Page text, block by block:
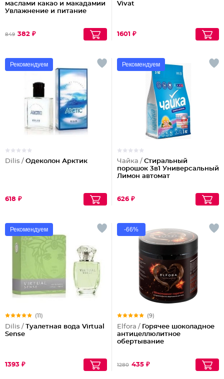
маслами какао и макадамии
Увлажнение и питание
849 382 ₽
Vivat
1601 ₽
Рекомендуем
Dilis / Одеколон Арктик
618 ₽
Рекомендуем
Чайка / Стиральный
порошок 3в1 Универсальный
Лимон автомат
626 ₽
Рекомендуем
(11)
Dilis / Туалетная вода Virtual
Sense
1393 ₽
-66%
(9)
Elfora / Горячее шоколадное
антицеллюлитное
обертывание
1280 435 ₽